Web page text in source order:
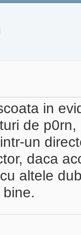
in
de
un
daca
altele